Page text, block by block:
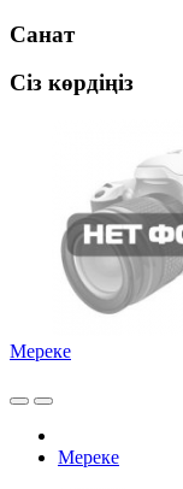
Санат
Сіз көрдіңіз
Мереке
Мереке